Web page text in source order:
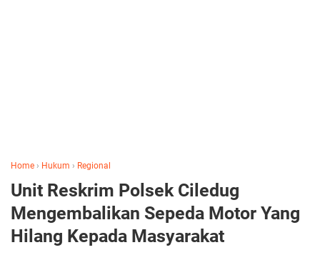
Home › Hukum › Regional
Unit Reskrim Polsek Ciledug
Mengembalikan Sepeda Motor Yang
Hilang Kepada Masyarakat